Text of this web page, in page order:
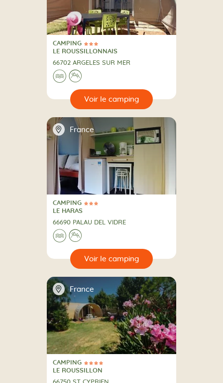
3 Étoiles
CAMPING
CAMPING
LE ROUSSILLONNAIS
66702 ARGELES SUR MER
Au bord de l'eau
🌊A la montagne
⛰
📍 France
3 Étoiles
CAMPING
CAMPING
LE HARAS
66690 PALAU DEL VIDRE
Au bord de l'eau
🌊A la montagne
⛰
📍 France
4 Étoiles
CAMPING
CAMPING
LE ROUSSILLON